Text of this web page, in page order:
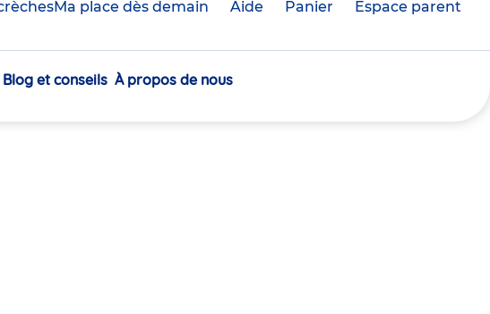
Ma place dès demain Aide Panier crèche(s)
Espace parent
Blog et conseils À propos de nous